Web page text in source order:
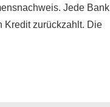
Jede Bank
Kredit zurückzahlt. Die